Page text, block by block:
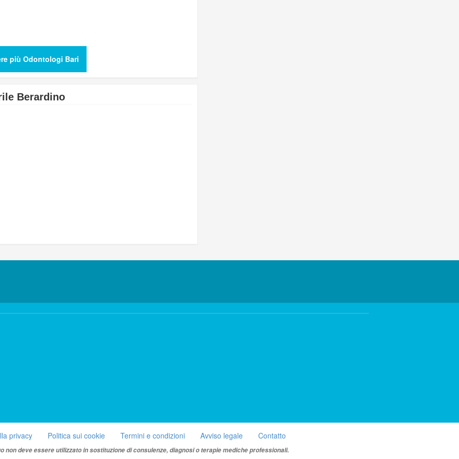
più Odontologi Bari
Berardino
privacy Politica sui cookie Termini e condizioni Avviso legale Contatto
non deve essere utilizzato in sostituzione di consulenze, diagnosi o terapie mediche professionali.